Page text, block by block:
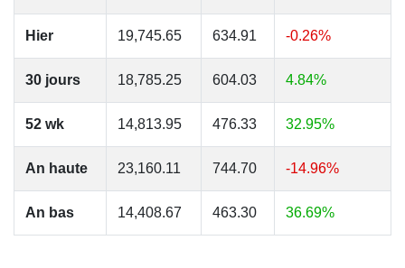
Hier 19,745.65 634.91 -0.26%
30 jours 18,785.25 604.03 4.84%
52 wk 14,813.95 476.33 32.95%
An haute 23,160.11 744.70 -14.96%
An bas 14,408.67 463.30 36.69%